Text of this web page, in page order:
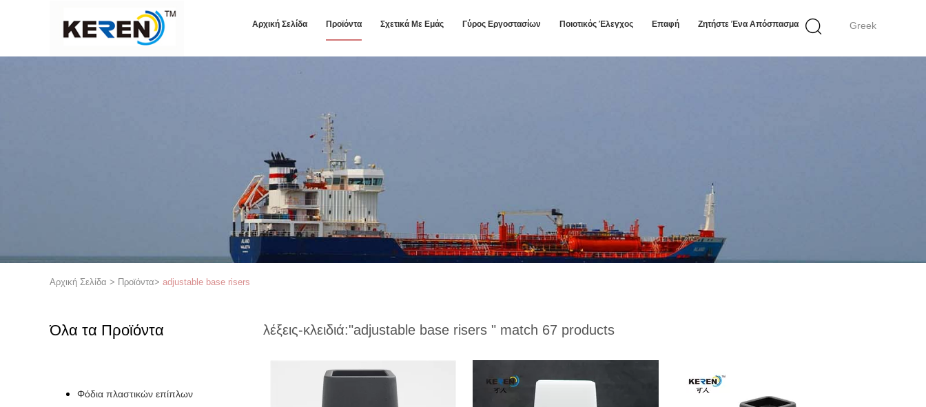
Greek
Αρχική Σελίδα Προϊόντα Σχετικά Με Εμάς Γύρος Εργοστασίων Ποιοτικός Έλεγχος Επαφή Ζητήστε Ένα Απόσπασμα
Αρχική Σελίδα > Προϊόντα> adjustable base risers
Όλα τα Προϊόντα
Φόδια πλαστικών επίπλων
λέξεις-κλειδιά:"adjustable base risers " match 67 products